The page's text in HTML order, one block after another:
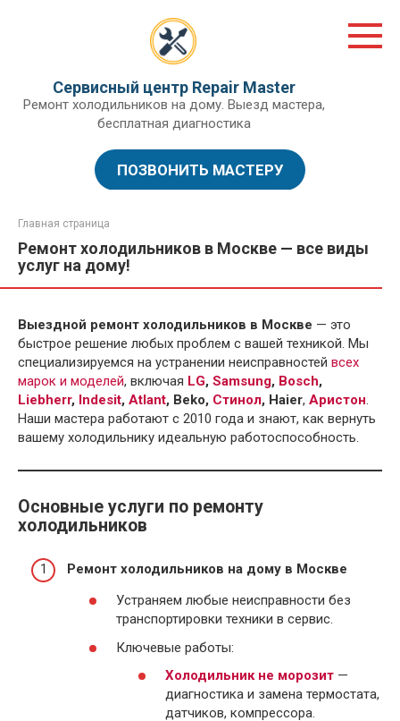
Сервисный центр Repair Master
Ремонт холодильников на дому. Выезд мастера,
бесплатная диагностика
ПОЗВОНИТЬ МАСТЕРУ
Главная страница
Ремонт холодильников в Москве — все виды
услуг на дому!
Выездной ремонт холодильников в Москве — это
быстрое решение любых проблем с вашей техникой. Мы
специализируемся на устранении неисправностей всех
марок и моделей, включая LG, Samsung, Bosch,
Liebherr, Indesit, Atlant, Beko, Стинол, Haier, Аристон.
Наши мастера работают с 2010 года и знают, как вернуть
вашему холодильнику идеальную работоспособность.
Основные услуги по ремонту
холодильников
Ремонт холодильников на дому в Москве
Устраняем любые неисправности без
транспортировки техники в сервис.
Ключевые работы:
Холодильник не морозит —
диагностика и замена термостата,
датчиков, компрессора.